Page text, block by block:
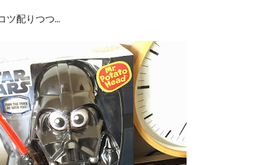
ツ配りつつ...